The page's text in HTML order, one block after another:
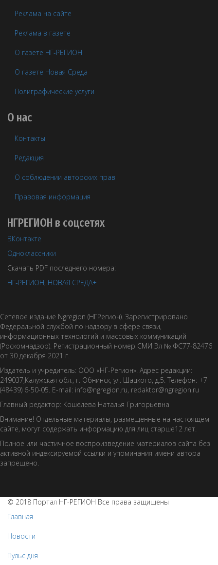
Реклама на сайте
Реклама в газете
О газете НГ-РЕГИОН
О газете Новая Среда
Полиграфические услуги
О нас
Контакты
Редакция
О соблюдении авторских прав
Правовая информация
НГРЕГИОН в соцсетях
ВКонтакте
Одноклассники
Скачать PDF последнего номера:
НГ-РЕГИОН, НОВАЯ СРЕДА+
Сетевое издание Ngregion (НГРегион). Зарегистрировано
Федеральной службой по надзору в сфере связи,
информационных технологий и массовых коммуникаций
(Роскомнадзор). Регистрационный номер СМИ Эл № ФС77-82476
от 30 декабря 2021 г.
Издатель и учредитель: ООО «НГ-Регион». Адрес редакции:
249037,Калужская обл., г. Обнинск, ул. Шацкого, д.5. Телефон: +7
(48439) 6-50-05. E-mail: info@ngregion.ru, redaktor@ngregion.ru
Главный редактор: Кошелева Наталья Григорьевна
Внимание! Отдельные материалы, размещенные на настоящем
сайте, могут содержать информацию для лиц старше12 лет.
Полное или частичное воспроизведение материалов сайта без
активной индексируемой ссылки и упоминания имени автора
запрещено.
© 2018 Портал НГ-РЕГИОН Все права защищены
Главная
Новости
Пульс дня